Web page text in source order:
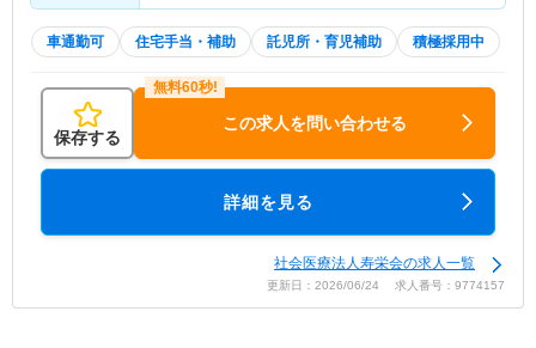
車通勤可 住宅手当・補助 託児所・育児補助 積極採用中
保存する
この求人を問い合わせる
詳細を見る
社会医療法人寿栄会の求人一覧
更新日：2026/06/24 求人番号：9774157